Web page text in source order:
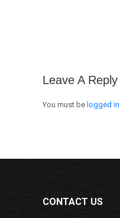
Leave A Reply
You must be logged in
CONTACT US